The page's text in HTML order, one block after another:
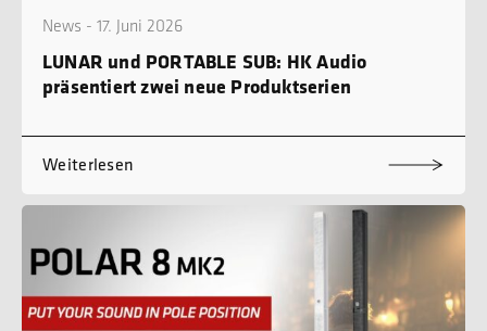
News - 17. Juni 2026
LUNAR und PORTABLE SUB: HK Audio
präsentiert zwei neue Produktserien
Weiterlesen